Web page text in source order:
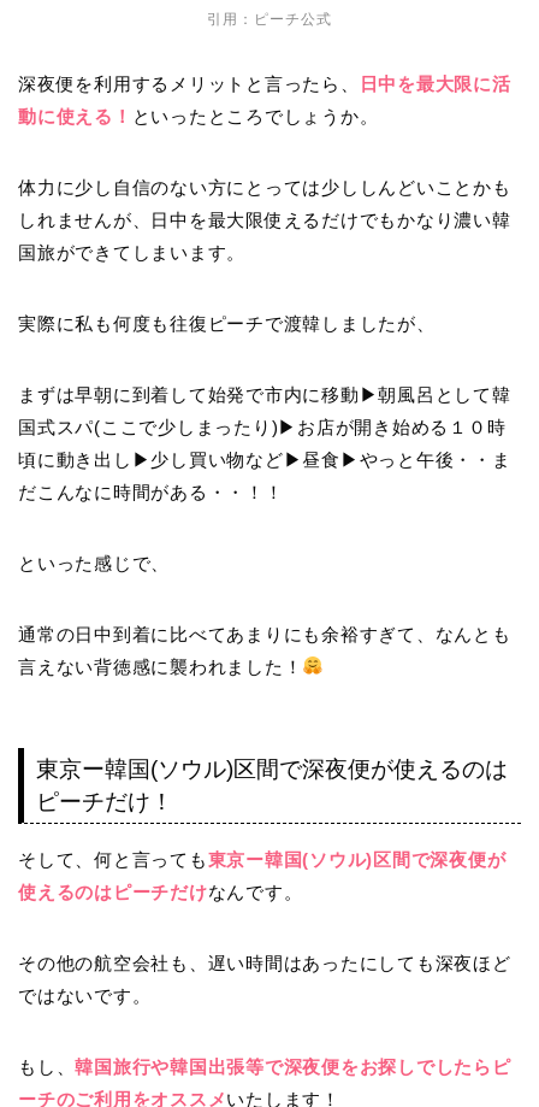
引用： ピーチ公式
深夜便を利用するメリットと言ったら、
日中を最大限に活
動に使える！ といったところでしょうか。
体力に少し自信のない方にとっては少ししんどいことかも
しれませんが、日中を最大限使えるだけでもかなり濃い韓
国旅ができてしまいます。
実際に私も何度も往復ピーチで渡韓しましたが、
まずは早朝に到着して始発で市内に移動▶︎朝風呂として韓
国式スパ(ここで少しまったり)▶︎お店が開き始める１０時
頃に動き出し▶︎少し買い物など▶︎昼食▶︎やっと午後・・ま
だこんなに時間がある・・！！
といった感じで、
通常の日中到着に比べてあまりにも余裕すぎて、なんとも
言えない背徳感に襲われました！
東京ー韓国(ソウル)区間で深夜便が使えるのは
ピーチだけ！
そして、何と言っても東京ー韓国(ソウル)区間で深夜便が
使えるのはピーチだけなんです。
その他の航空会社も、遅い時間はあったにしても深夜ほど
ではないです。
もし、韓国旅行や韓国出張等で深夜便をお探しでしたらピ
ーチのご利用をオススメいたします！